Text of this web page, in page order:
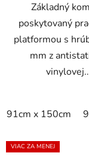
Základný
poskytovaný
platformou s
mm z
91cm x 150cm
VIAC ZA MENEJ